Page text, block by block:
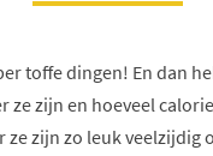
toffe dingen! En dan
ze zijn en hoeveel
ze zijn zo leuk veelzijdig